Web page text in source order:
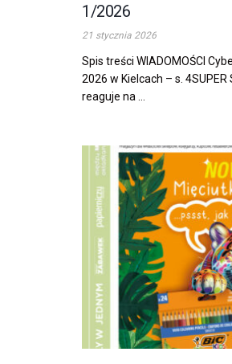
1/2026
21 stycznia 2026
Spis treści WIADOMOŚCI
2026 w Kielcach – s. 4SUPER
reaguje na ...